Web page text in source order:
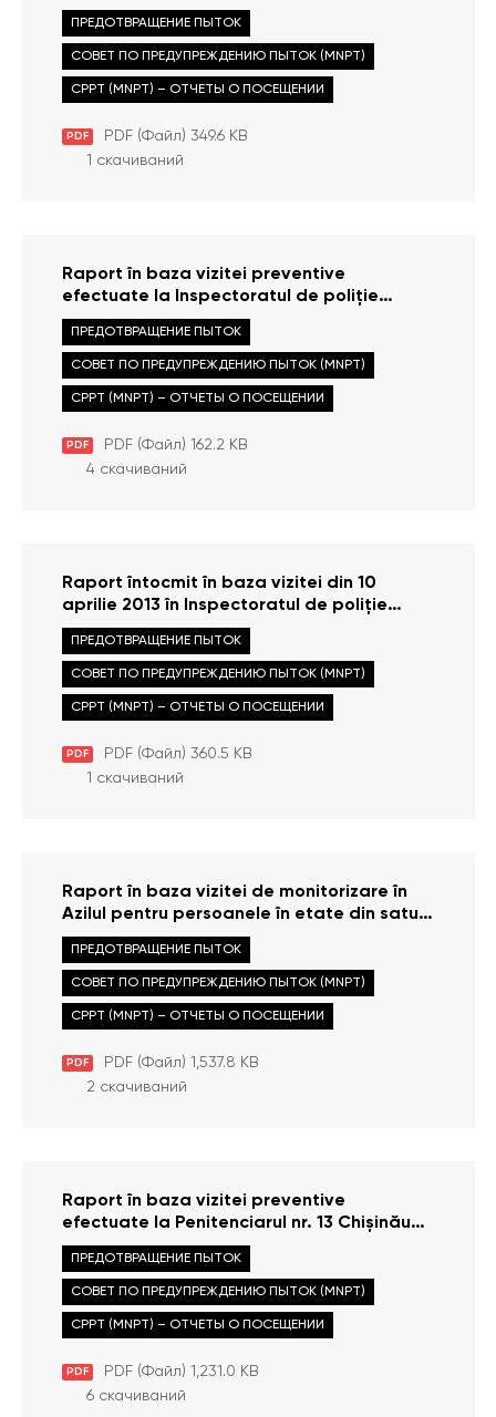
2013
PDF PDF (Файл) 349.6 KB
ПРЕДОТВРАЩЕНИЕ ПЫТОК
СОВЕТ ПО ПРЕДУПРЕЖДЕНИЮ ПЫТОК (MNPT)
CPPT (MNPT) – ОТЧЕТЫ О ПОСЕЩЕНИИ
1 скачиваний
Raport în baza vizitei preventive
efectuate la Inspectoratul de poliție
Basarabeasca din 12 aprilie 2013
PDF PDF (Файл) 162.2 KB
ПРЕДОТВРАЩЕНИЕ ПЫТОК
СОВЕТ ПО ПРЕДУПРЕЖДЕНИЮ ПЫТОК (MNPT)
CPPT (MNPT) – ОТЧЕТЫ О ПОСЕЩЕНИИ
4 скачиваний
Raport întocmit în baza vizitei din 10
aprilie 2013 în Inspectoratul de poliție
Comrat
PDF PDF (Файл) 360.5 KB
ПРЕДОТВРАЩЕНИЕ ПЫТОК
СОВЕТ ПО ПРЕДУПРЕЖДЕНИЮ ПЫТОК (MNPT)
CPPT (MNPT) – ОТЧЕТЫ О ПОСЕЩЕНИИ
1 скачиваний
Raport în baza vizitei de monitorizare în
Azilul pentru persoanele în etate din satul
Alexandru Ioan Cuza, r-l Cahul din 13
februarie 2013
PDF PDF (Файл) 1,537.8 KB
ПРЕДОТВРАЩЕНИЕ ПЫТОК
СОВЕТ ПО ПРЕДУПРЕЖДЕНИЮ ПЫТОК (MNPT)
CPPT (MNPT) – ОТЧЕТЫ О ПОСЕЩЕНИИ
2 скачиваний
Raport în baza vizitei preventive
efectuate la Penitenciarul nr. 13 Chișinău
efectuată la 11 februarie 2013
PDF PDF (Файл) 1,231.0 KB
ПРЕДОТВРАЩЕНИЕ ПЫТОК
СОВЕТ ПО ПРЕДУПРЕЖДЕНИЮ ПЫТОК (MNPT)
CPPT (MNPT) – ОТЧЕТЫ О ПОСЕЩЕНИИ
6 скачиваний